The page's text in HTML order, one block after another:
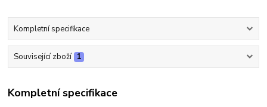
Kompletní specifikace
Související zboží 1
Kompletní specifikace